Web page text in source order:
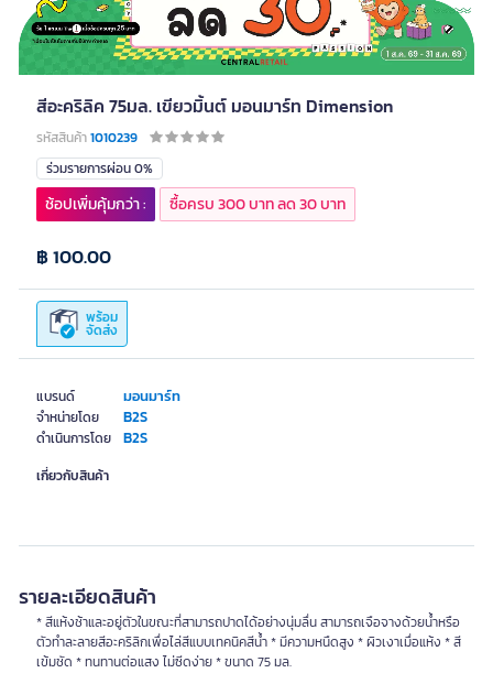
สีอะคริลิค 75มล. เขียวมิ้นต์ มอนมาร์ท Dimension
รหัสสินค้า1010239
แบรนด์ มอนมาร์ท
จำหน่ายโดย B2S
ดำเนินการโดย B2S
ร่วมรายการผ่อน 0%
พร้อม
จัดส่ง
฿ 100.00
ช้อปเพิ่มคุ้มกว่า : ซื้อครบ 300 บาท ลด 30 บาท
เกี่ยวกับสินค้า
รายละเอียดสินค้า
* สีแห้งช้าและอยู่ตัวในขณะที่สามารถปาดได้อย่างนุ่มลื่น สามารถเจือจางด้วยน้ำหรือ
ตัวทำละลายสีอะคริลิกเพื่อไล่สีแบบเทคนิคสีน้ำ * มีความหนืดสูง * ผิวเงาเมื่อแห้ง * สี
เข้มชัด * ทนทานต่อแสง ไม่ซีดง่าย * ขนาด 75 มล.